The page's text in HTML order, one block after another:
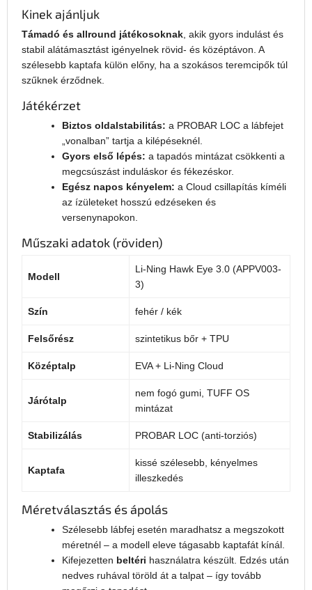
Kinek ajánljuk
Támadó és allround játékosoknak , akik gyors indulást és
stabil alátámasztást igényelnek rövid- és középtávon. A
szélesebb kaptafa külön előny, ha a szokásos teremcipők túl
szűknek érződnek.
Játékérzet
Biztos oldalstabilitás: a PROBAR LOC a lábfejet
„vonalban” tartja a kilépéseknél.
Gyors első lépés: a tapadós mintázat csökkenti a
megcsúszást induláskor és fékezéskor.
Egész napos kényelem: a Cloud csillapítás kíméli
az ízületeket hosszú edzéseken és
versenynapokon.
Műszaki adatok (röviden)
Modell
Li-Ning Hawk Eye 3.0 (APPV003-
3)
Szín fehér / kék
Felsőrész szintetikus bőr + TPU
Középtalp EVA + Li-Ning Cloud
Járótalp
nem fogó gumi, TUFF OS
mintázat
Stabilizálás PROBAR LOC (anti-torziós)
Kaptafa
kissé szélesebb, kényelmes
illeszkedés
Méretválasztás és ápolás
Szélesebb lábfej esetén maradhatsz a megszokott
méretnél – a modell eleve tágasabb kaptafát kínál.
Kifejezetten beltéri használatra készült. Edzés után
nedves ruhával töröld át a talpat – így tovább